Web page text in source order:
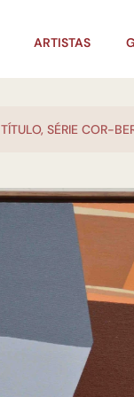
ARTISTAS
SÉRIE COR-